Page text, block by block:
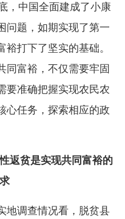
，中国全面建成了小康
问题，如期实现了第一
打下了坚实的基础。
同富裕，不仅需要牢固
要准确把握实现农民农
心任务，探索相应的政
返贫是实现共同富裕的
地调查情况看，脱贫县